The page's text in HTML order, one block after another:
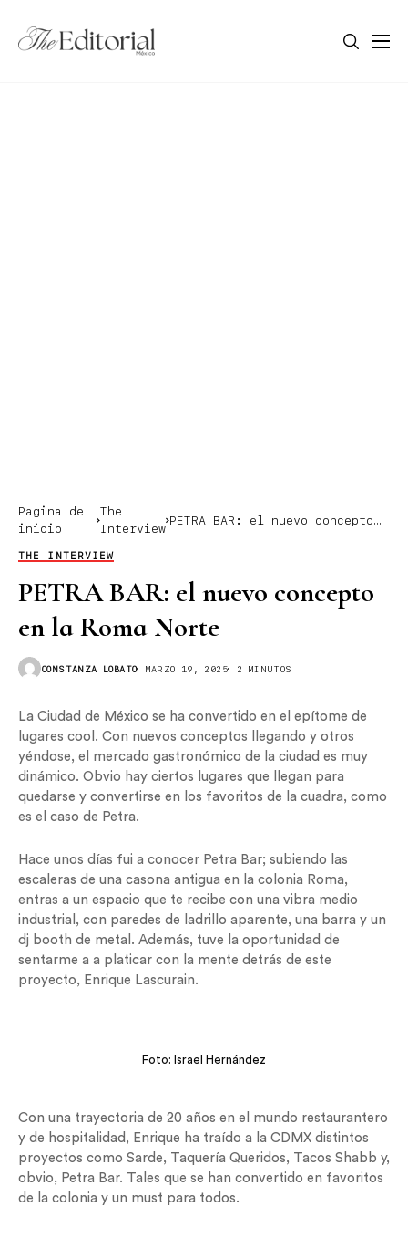
Pagina de
inicio
The
Interview
PETRA BAR: el nuevo concepto
THE INTERVIEW
PETRA BAR: el nuevo concepto
en la Roma Norte
CONSTANZA LOBATO MARZO 19, 2025 2 MINUTOS
La Ciudad de México se ha convertido en el epítome de
lugares cool. Con nuevos conceptos llegando y otros
yéndose, el mercado gastronómico de la ciudad es muy
dinámico. Obvio hay ciertos lugares que llegan para
quedarse y convertirse en los favoritos de la cuadra, como
es el caso de Petra.
Hace unos días fui a conocer Petra Bar; subiendo las
escaleras de una casona antigua en la colonia Roma,
entras a un espacio que te recibe con una vibra medio
industrial, con paredes de ladrillo aparente, una barra y un
dj booth de metal. Además, tuve la oportunidad de
sentarme a a platicar con la mente detrás de este
proyecto, Enrique Lascurain.
Foto: Israel Hernández
Con una trayectoria de 20 años en el mundo restaurantero
y de hospitalidad, Enrique ha traído a la CDMX distintos
proyectos como Sarde, Taquería Queridos, Tacos Shabb y,
obvio, Petra Bar. Tales que se han convertido en favoritos
de la colonia y un must para todos.